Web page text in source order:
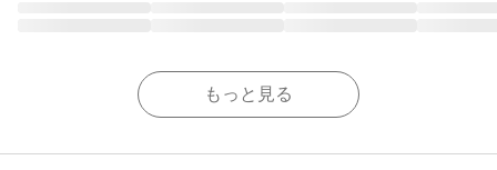
もっと見る